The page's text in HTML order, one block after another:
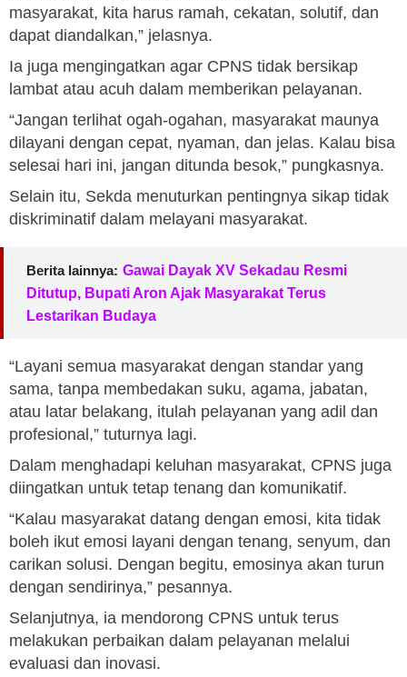
masyarakat, kita harus ramah, cekatan, solutif, dan
dapat diandalkan,” jelasnya.
Ia juga mengingatkan agar CPNS tidak bersikap
lambat atau acuh dalam memberikan pelayanan.
“Jangan terlihat ogah-ogahan, masyarakat maunya
dilayani dengan cepat, nyaman, dan jelas. Kalau bisa
selesai hari ini, jangan ditunda besok,” pungkasnya.
Selain itu, Sekda menuturkan pentingnya sikap tidak
diskriminatif dalam melayani masyarakat.
Berita lainnya: Gawai Dayak XV Sekadau Resmi
Ditutup, Bupati Aron Ajak Masyarakat Terus
Lestarikan Budaya
“Layani semua masyarakat dengan standar yang
sama, tanpa membedakan suku, agama, jabatan,
atau latar belakang, itulah pelayanan yang adil dan
profesional,” tuturnya lagi.
Dalam menghadapi keluhan masyarakat, CPNS juga
diingatkan untuk tetap tenang dan komunikatif.
“Kalau masyarakat datang dengan emosi, kita tidak
boleh ikut emosi layani dengan tenang, senyum, dan
carikan solusi. Dengan begitu, emosinya akan turun
dengan sendirinya,” pesannya.
Selanjutnya, ia mendorong CPNS untuk terus
melakukan perbaikan dalam pelayanan melalui
evaluasi dan inovasi.